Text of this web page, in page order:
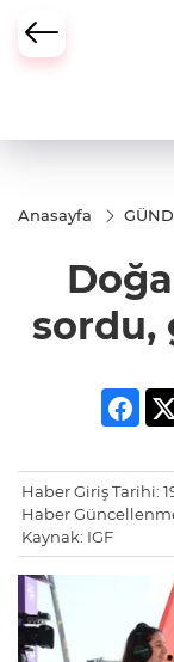
Anasayfa
sordu,
Haber Giriş Tarihi:
Haber
Kaynak: IGF